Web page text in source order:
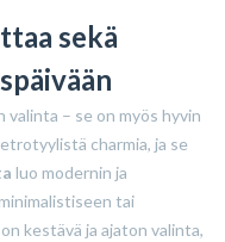
sekä
– se on myös hyvin
charmia, ja se
luo modernin ja
tai
on kestävä ja ajaton valinta,